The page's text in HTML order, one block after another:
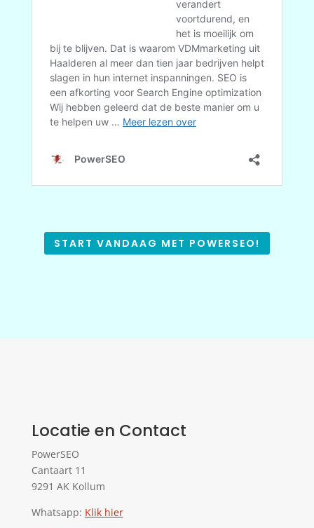
START VANDAAG MET POWERSEO!
Locatie en Contact
PowerSEO
Cantaart 11
9291 AK Kollum
Whatsapp: Klik hier